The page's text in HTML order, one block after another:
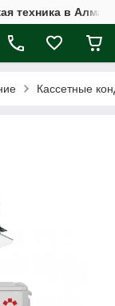
техника в
Кассетные